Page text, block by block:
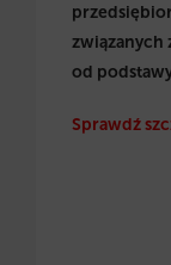
związanych
od
Sprawdź